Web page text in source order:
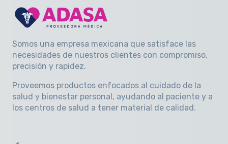
Somos una empresa mexicana que satisface las
necesidades de nuestros clientes con compromiso,
precisión y rapidez.
Proveemos productos enfocados al cuidado de la
salud y bienestar personal, ayudando al paciente y a
los centros de salud a tener material de calidad.